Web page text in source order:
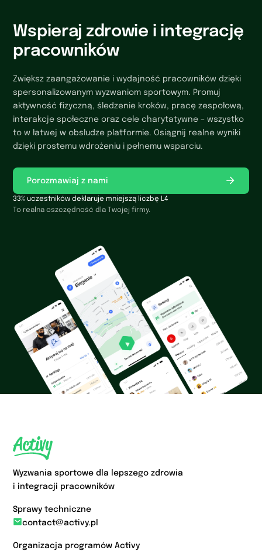
Wspieraj zdrowie i integrację
pracowników
Zwiększ zaangażowanie i wydajność pracowników dzięki
spersonalizowanym wyzwaniom sportowym. Promuj
aktywność fizyczną, śledzenie kroków, pracę zespołową,
interakcje społeczne oraz cele charytatywne – wszystko
to w łatwej w obsłudze platformie. Osiągnij realne wyniki
dzięki prostemu wdrożeniu i pełnemu wsparciu.
Porozmawiaj z nami
33% uczestników deklaruje mniejszą liczbę L4
To realna oszczędność dla Twojej firmy.
Wyzwania sportowe dla lepszego zdrowia
i integracji pracowników
Sprawy techniczne
contact@activy.pl
Organizacja programów Activy